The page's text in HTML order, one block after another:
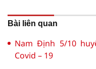
Bài liên quan
Nam Định 5/10
Covid – 19